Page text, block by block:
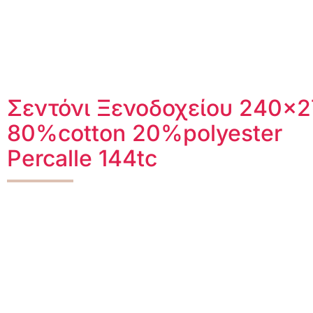
Σεντόνι Ξενοδοχείου
80%cotton 20%polyester
Percalle 144tc